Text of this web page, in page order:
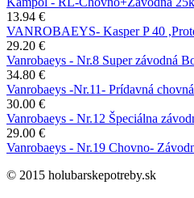
13.94 €
VANROBAEYS- Kasper P 40
29.20 €
Vanrobaeys - Nr.8 Super závodná
34.80 €
Vanrobaeys -Nr.11- Prídavná
30.00 €
Vanrobaeys - Nr.12 Špeciálna
29.00 €
Vanrobaeys - Nr.19 Chovno-
© 2015 holubarskepotreby.sk